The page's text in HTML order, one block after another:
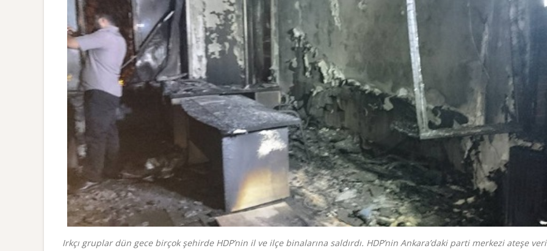
Irkçı gruplar dün gece birçok şehirde HDP’nin il ve ilçe binalarına saldırdı. HDP’nin Ankara’daki parti merkezi ateşe